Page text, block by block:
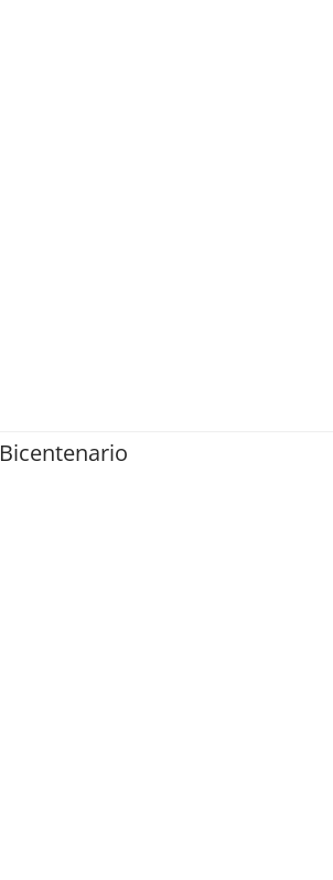
Bicentenario